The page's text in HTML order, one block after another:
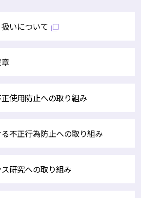
いについて
使用防止への取り組み
不正行為防止への取り組み
研究への取り組み